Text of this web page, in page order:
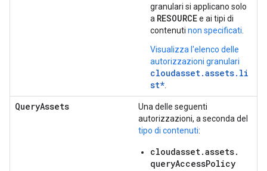
granulari si applicano solo
a RESOURCEe ai tipi di
contenuti non specificati
Visualizza l'elenco delle
autorizzazioni granulari
cloudasset.assets.li
st*
QueryAssets
Una delle seguenti
autorizzazioni, a seconda del
tipo di contenuti:
cloudasset.assets.
queryAccessPolicy